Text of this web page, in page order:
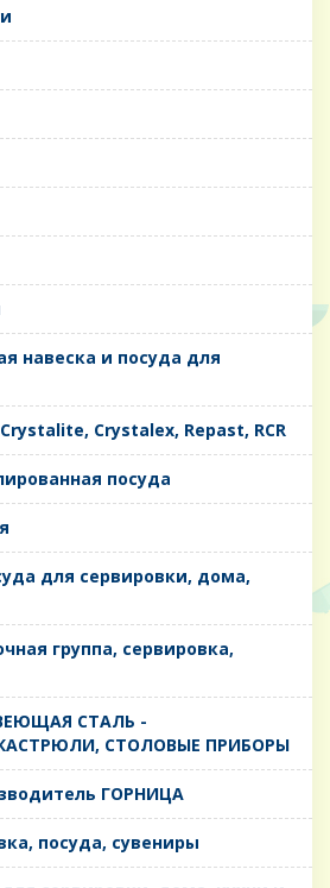
навеска и посуда для
Crystalex, Repast, RCR
посуда
для сервировки, дома,
группа, сервировка,
СТАЛЬ -
СТОЛОВЫЕ ПРИБОРЫ
ГОРНИЦА
посуда, сувениры